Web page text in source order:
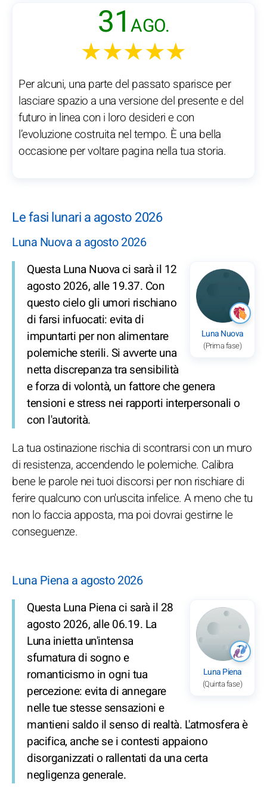
31 AGO.
★★★★★
Per alcuni, una parte del passato sparisce per
lasciare spazio a una versione del presente e del
futuro in linea con i loro desideri e con
l’evoluzione costruita nel tempo. È una bella
occasione per voltare pagina nella tua storia.
Le fasi lunari a agosto 2026
Luna Nuova a agosto 2026
Luna Nuova
(Prima fase)
Questa Luna Nuova ci sarà il 12
agosto 2026, alle 19.37. Con
questo cielo gli umori rischiano
di farsi infuocati: evita di
impuntarti per non alimentare
polemiche sterili. Si avverte una
netta discrepanza tra sensibilità
e forza di volontà, un fattore che genera
tensioni e stress nei rapporti interpersonali o
con l'autorità.
La tua ostinazione rischia di scontrarsi con un muro
di resistenza, accendendo le polemiche. Calibra
bene le parole nei tuoi discorsi per non rischiare di
ferire qualcuno con un'uscita infelice. A meno che tu
non lo faccia apposta, ma poi dovrai gestirne le
conseguenze.
Luna Piena a agosto 2026
Luna Piena
(Quinta fase)
Questa Luna Piena ci sarà il 28
agosto 2026, alle 06.19. La
Luna inietta un'intensa
sfumatura di sogno e
romanticismo in ogni tua
percezione: evita di annegare
nelle tue stesse sensazioni e
mantieni saldo il senso di realtà. L'atmosfera è
pacifica, anche se i contesti appaiono
disorganizzati o rallentati da una certa
negligenza generale.